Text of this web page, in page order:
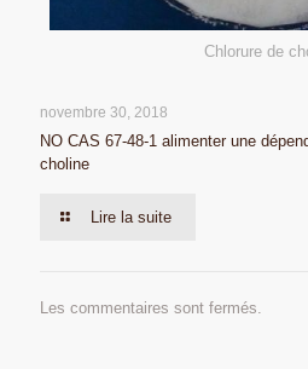
Chlorure de
novembre 30, 2018
NO CAS 67-48-1 alimenter une
choline
Lire la suite
Les commentaires sont fermés.